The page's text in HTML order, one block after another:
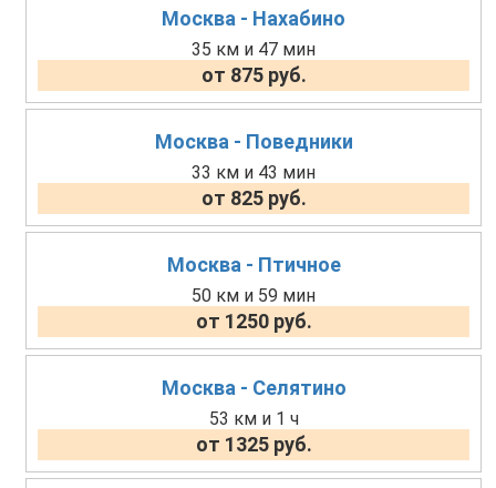
Москва - Нахабино
35 км и 47 мин
от 875 руб.
Москва - Поведники
33 км и 43 мин
от 825 руб.
Москва - Птичное
50 км и 59 мин
от 1250 руб.
Москва - Селятино
53 км и 1 ч
от 1325 руб.